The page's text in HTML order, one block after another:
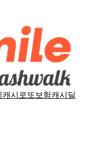
캐시로또 보험캐시딜